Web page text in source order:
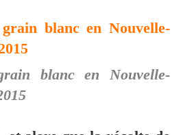
blanc en Nouvelle-